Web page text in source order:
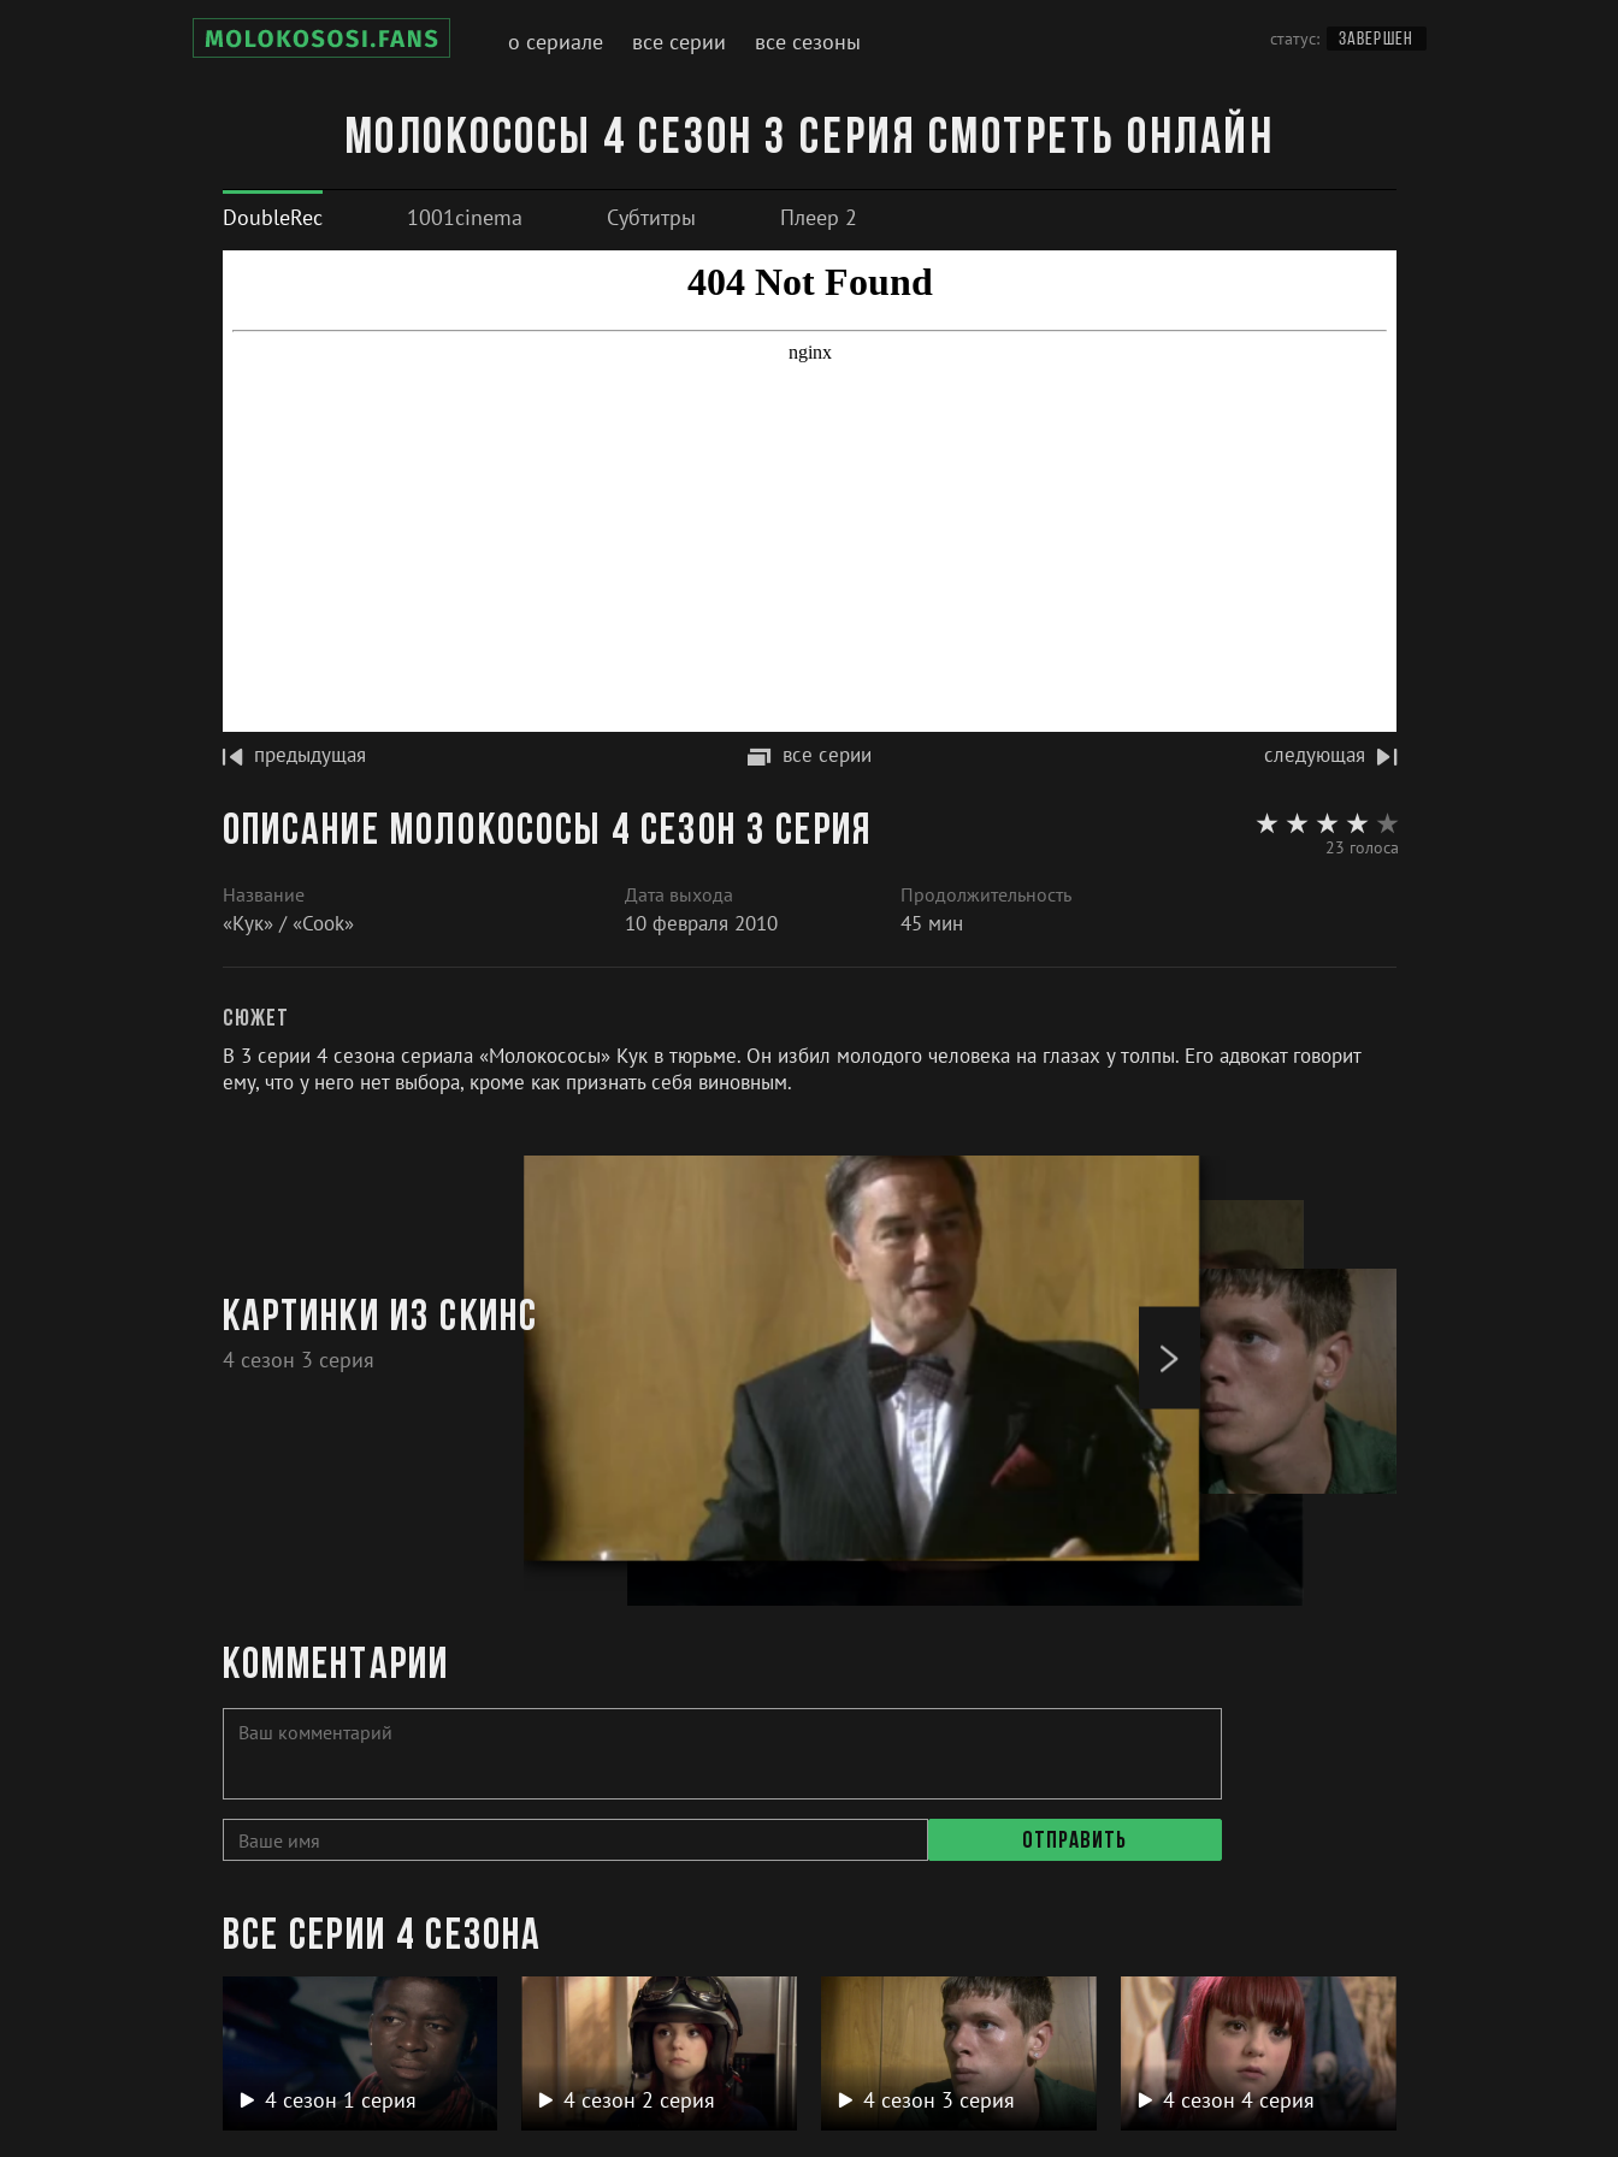
о сериале все серии все сезоны статус: ЗАВЕРШЕН
Молокососы 4 сезон 3 серия смотреть онлайн
DoubleRec 1001cinema Субтитры Плеер 2
предыдущая все серии следующая
23 голоса
Описание Молокососы 4 сезон 3 серия
Название
«Кук» / «Cook»
Дата выхода
10 февраля 2010
Продолжительность
45 мин
Сюжет
В 3 серии 4 сезона сериала «Молокососы» Кук в тюрьме. Он избил молодого человека на глазах у толпы. Его адвокат говорит
ему, что у него нет выбора, кроме как признать себя виновным.
Картинки из скинс
4 сезон 3 серия
Комментарии
Отправить
Все серии 4 сезона
4 сезон 1 серия 4 сезон 2 серия 4 сезон 3 серия 4 сезон 4 серия